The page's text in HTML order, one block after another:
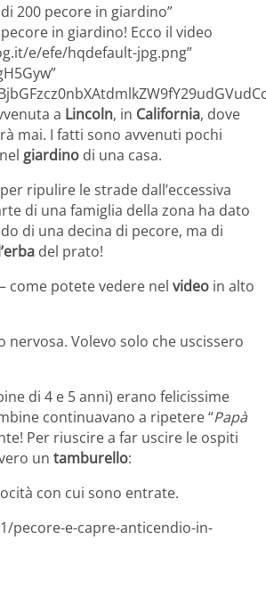
200 pecore in giardino”
in giardino! Ecco il video
e/efe/hqdefault-jpg.png”
a Lincoln, in California, dove
mai. I fatti sono avvenuti pochi
giardino di una casa.
ripulire le strade dall’eccessiva
di una famiglia della zona ha dato
di una decina di pecore, ma di
del prato!
come potete vedere nel video in alto
Volevo solo che uscissero
di 4 e 5 anni) erano felicissime
continuavano a ripetere “Papà
Per riuscire a far uscire le ospiti
un tamburello:
con cui sono entrate.
pecore-e-capre-anticendio-in-